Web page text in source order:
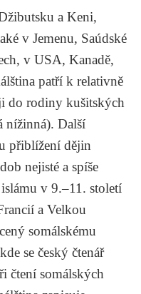
a Keni,
v Jemenu, Saúdské
v USA, Kanadě,
patří k relativně
do rodiny kušitských
nížinná). Další
přiblížení dějin
nejisté a spíše
v 9.–11. století
a Velkou
somálskému
se český čtenář
čtení somálských